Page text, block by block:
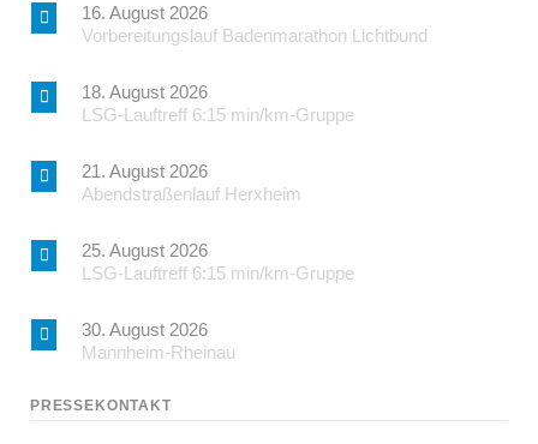
16. August 2026
Vorbereitungslauf Badenmarathon Lichtbund
18. August 2026
LSG-Lauftreff 6:15 min/km-Gruppe
21. August 2026
Abendstraßenlauf Herxheim
25. August 2026
LSG-Lauftreff 6:15 min/km-Gruppe
30. August 2026
Mannheim-Rheinau
PRESSEKONTAKT